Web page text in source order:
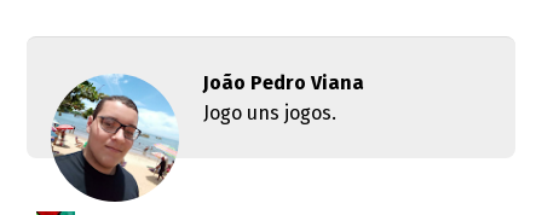
João Pedro Viana
Jogo uns jogos.